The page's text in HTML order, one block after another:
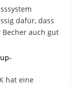
dafür, dass
auch gut
hat eine